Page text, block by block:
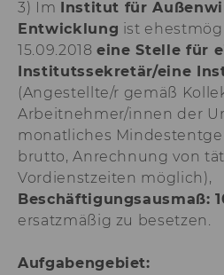
3) Im Institut für
Entwicklung ist
15.09.2018eine Stelle für
Institutssekretär/eine
(Angestellte/r gemäß
Arbeitnehmer/innen der
monatliches
brutto, Anrechnung von
Vordienstzeiten möglich),
Beschäftigungsausmaß:
ersatzmäßig zu besetzen.
Aufgabengebiet:
aam_uuid
li_mc